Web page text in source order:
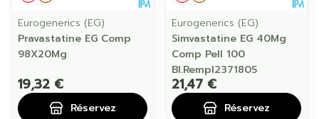
Eurogenerics (EG)
Pravastatine EG Comp
98X20Mg
19,32 €
Réservez
Eurogenerics (EG)
Simvastatine EG 40Mg
Comp Pell 100
Bl.Rempl2371805
21,47 €
Réservez